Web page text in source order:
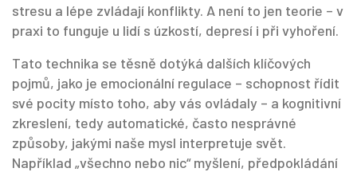
stresu a lépe zvládají konflikty. A není to jen teorie – v
praxi to funguje u lidí s úzkostí, depresí i při vyhoření.
Tato technika se těsně dotýká dalších klíčových
pojmů, jako je emocionální regulace – schopnost řídit
své pocity místo toho, aby vás ovládaly – a kognitivní
zkreslení, tedy automatické, často nesprávné
způsoby, jakými naše mysl interpretuje svět.
Například „všechno nebo nic“ myšlení, předpokládání